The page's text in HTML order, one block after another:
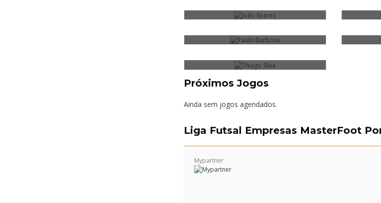
THIAGO SILVA
Próximos Jogos
Ainda sem jogos agendados.
Liga Futsal Empresas MasterFoot
Mypartner